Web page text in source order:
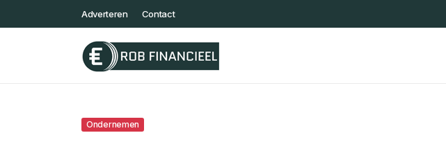
Adverteren Contact
Ondernemen